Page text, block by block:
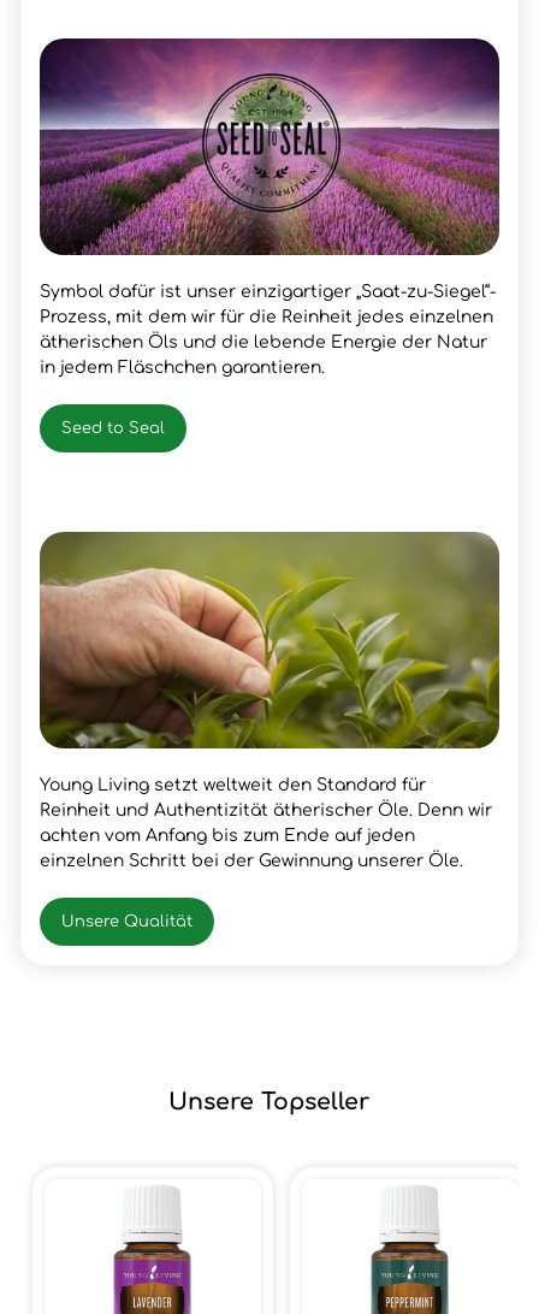
Symbol dafür ist unser einzigartiger „Saat-zu-Siegel“-
Prozess, mit dem wir für die Reinheit jedes einzelnen
ätherischen Öls und die lebende Energie der Natur
in jedem Fläschchen garantieren.
Seed to Seal
Young Living setzt weltweit den Standard für
Reinheit und Authentizität ätherischer Öle. Denn wir
achten vom Anfang bis zum Ende auf jeden
einzelnen Schritt bei der Gewinnung unserer Öle.
Unsere Qualität
Unsere Topseller